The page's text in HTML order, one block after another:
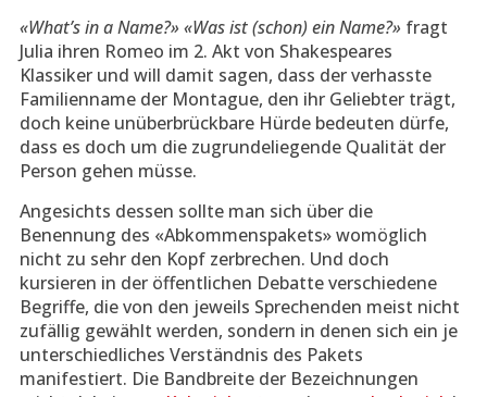
«What’s in a Name?» «Was ist (schon) ein Name?» fragt
Julia ihren Romeo im 2. Akt von Shakespeares
Klassiker und will damit sagen, dass der verhasste
Familienname der Montague, den ihr Geliebter trägt,
doch keine unüberbrückbare Hürde bedeuten dürfe,
dass es doch um die zugrundeliegende Qualität der
Person gehen müsse.
Angesichts dessen sollte man sich über die
Benennung des «Abkommenspakets» womöglich
nicht zu sehr den Kopf zerbrechen. Und doch
kursieren in der öffentlichen Debatte verschiedene
Begriffe, die von den jeweils Sprechenden meist nicht
zufällig gewählt werden, sondern in denen sich ein je
unterschiedliches Verständnis des Pakets
manifestiert. Die Bandbreite der Bezeichnungen